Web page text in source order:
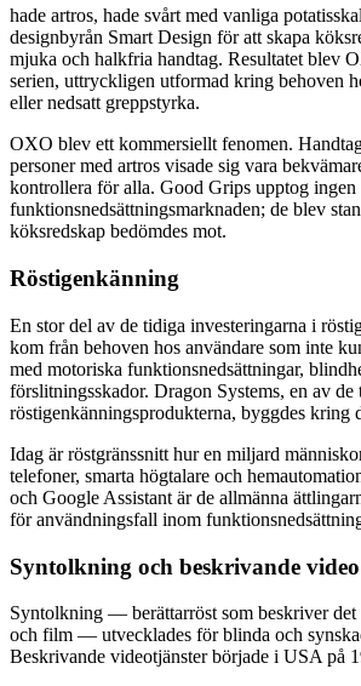
hade artros, hade svårt med vanliga
designbyrån Smart Design för att skapa
mjuka och halkfria handtag. Resultatet blev
serien, uttryckligen utformad kring behoven
eller nedsatt greppstyrka.
OXO blev ett kommersiellt fenomen.
personer med artros visade sig vara
kontrollera för alla. Good Grips upptog ingen
funktionsnedsättningsmarknaden; de blev
köksredskap bedömdes mot.
Röstigenkänning
En stor del av de tidiga investeringarna i
kom från behoven hos användare som inte
med motoriska funktionsnedsättningar,
förslitningsskador. Dragon Systems, en av de
röstigenkänningsprodukterna, byggdes kring
Idag är röstgränssnitt hur en miljard
telefoner, smarta högtalare och
och Google Assistant är de allmänna
för användningsfall inom
Syntolkning och beskrivande video
Syntolkning — berättarröst som beskriver
och film — utvecklades för blinda och
Beskrivande videotjänster började i USA på